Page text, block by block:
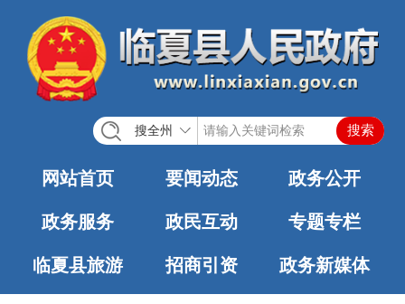
搜全州
网站首页 要闻动态 政务公开
政务服务 政民互动 专题专栏
临夏县旅游 招商引资 政务新媒体